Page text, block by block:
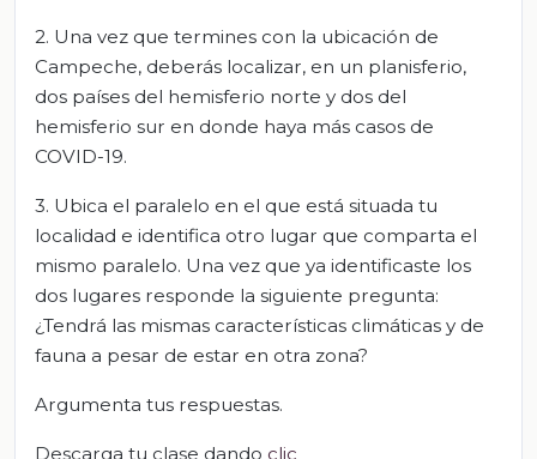
2. Una vez que termines con la ubicación de
Campeche, deberás localizar, en un planisferio,
dos países del hemisferio norte y dos del
hemisferio sur en donde haya más casos de
COVID-19.
3. Ubica el paralelo en el que está situada tu
localidad e identifica otro lugar que comparta el
mismo paralelo. Una vez que ya identificaste los
dos lugares responde la siguiente pregunta:
¿Tendrá las mismas características climáticas y de
fauna a pesar de estar en otra zona?
Argumenta tus respuestas.
Descarga tu clase dando clic